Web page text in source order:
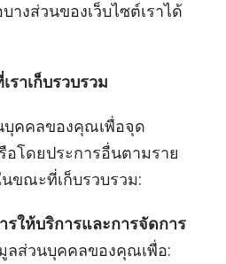
างส่วนของเว็บไซต์เราได้
ราเก็บรวบรวม
บุคคลของคุณเพื่อจุด
อโดยประการอื่นตามราย
ขณะที่เก็บรวบรวม:
รให้บริการและการจัดการ
ลส่วนบุคคลของคุณเพื่อ: